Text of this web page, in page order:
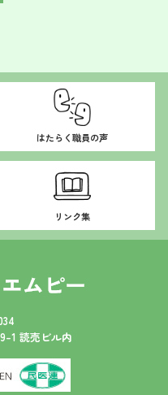
はたらく職員の声
リンク集
1 読売ビル内